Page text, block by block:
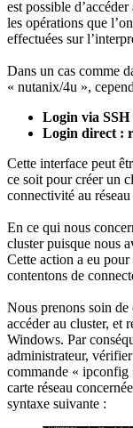
est possible
les opérations que
effectuées sur
Dans un cas comme
« nutanix/4u »,
Login via
Login direct :
Cette interface peut
ce soit pour créer un
connectivité au
En ce qui nous
cluster puisque nous
Cette action a eu
contentons de
Nous prenons soin
accéder au cluster, et
Windows. Par
administrateur,
commande « ipconfig
carte réseau
syntaxe suivante :